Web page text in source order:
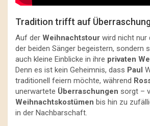
Tradition trifft auf
Auf der Weihnachtstour wird nicht nur
der beiden Sänger begeistern, sondern
auch kleine Einblicke in ihre privaten
Denn es ist kein Geheimnis, dass Paul
traditionell feiern möchte, während
unerwartete Überraschungen sorgt –
Weihnachtskostümen bis hin zu
in der Nachbarschaft.